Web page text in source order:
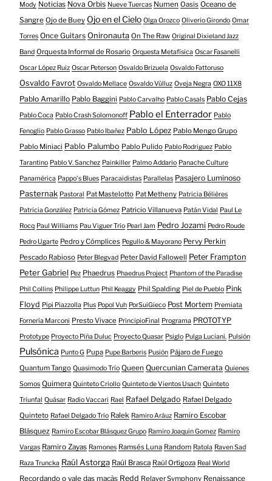
Mody Noticias Nova Orbis Nueve Tuercas Numen Oasis Oceano de
Sangre Ojo de Buey Ojo en el Cielo Olga Orozco Oliverio Girondo Omar
Torres Once Guitars Onironauta On The Raw Original Dixieland Jazz
Band Orquesta Informal de Rosario Orquesta Metafísica Oscar Fasanelli
Oscar López Ruiz Oscar Peterson Osvaldo Brizuela Osvaldo Fattoruso
Osvaldo Favrot Osvaldo Mellace Osvaldo Vülluz Oveja Negra OXO 11X8
Pablo Amarillo Pablo Baggini Pablo Carvalho Pablo Casals Pablo Cejas
Pablo Coca Pablo Crash Solomonoff Pablo el Enterrador Pablo
Fenoglio Pablo Grasso Pablo Ibañez Pablo López Pablo Mengo Grupo
Pablo Miniaci Pablo Palumbo Pablo Pulido Pablo Rodriguez Pablo
Tarantino Pablo V. Sanchez Painkiller Palmo Addario Panache Culture
Panamérica Pappo's Blues Paracaidistas Parallelas Pasajero Luminoso
Pasternak Pastoral Pat Mastelotto Pat Metheny Patricia Bélières
Patricia González Patricia Gómez Patricio Villanueva Patán Vidal
Paul Le
Rocq Paul Williams Pau Viguer Trío Pearl Jam Pedro Jozami Pedro Roude
Pedro Ugarte Pedro y Cómplices Pegullo & Mayorano Pervy Perkin
Pescado Rabioso Peter Blegvad Peter David Fallowell Peter Frampton
Peter Gabriel Pez Phaedrus Phaedrus Project Phantom of the Paradise
Phil Collins Philippe Luttun Phil Keaggy Phil Spalding Piel de Pueblo Pink
Floyd Pipi Piazzolla Plus Popol Vuh PorSuiGieco Post Mortem Premiata
Fornería Marconi Presto Vivace PrincipioFinal Programa PROTOTYP
Prototype Proyecto Piña Duluc Proyecto Quasar Psiglo Pulga Luciani. Pulsión
Pulsónica Punto G Pupa Pupe Barberis Pusión Pájaro de Fuego
Quantum Tango Quasimodo Trío Queen Quercunian Camerata Quienes
Somos Quimera Quinteto Criollo Quinteto de Vientos Usach Quinteto
Triunfal Quásar Radio Vaccari Rael Rafael Delgado Rafael Delgado
Quinteto Rafael Delgado Trío Ralek Ramiro Aráuz Ramiro Escobar
Blásquez Ramiro Escobar Blásquez Grupo Ramiro Joaquin Gomez Ramiro
Vargas Ramiro Zayas Ramones Ramsés Luna Random Ratola Raven Sad
Raza Truncka Raúl Astorga Raúl Brasca Raúl Ortigoza Real World
Recordando o vale das maçãs Redd Relayer Symphony Renaissance